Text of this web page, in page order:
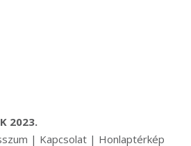
2023.
| Kapcsolat| Honlaptérkép